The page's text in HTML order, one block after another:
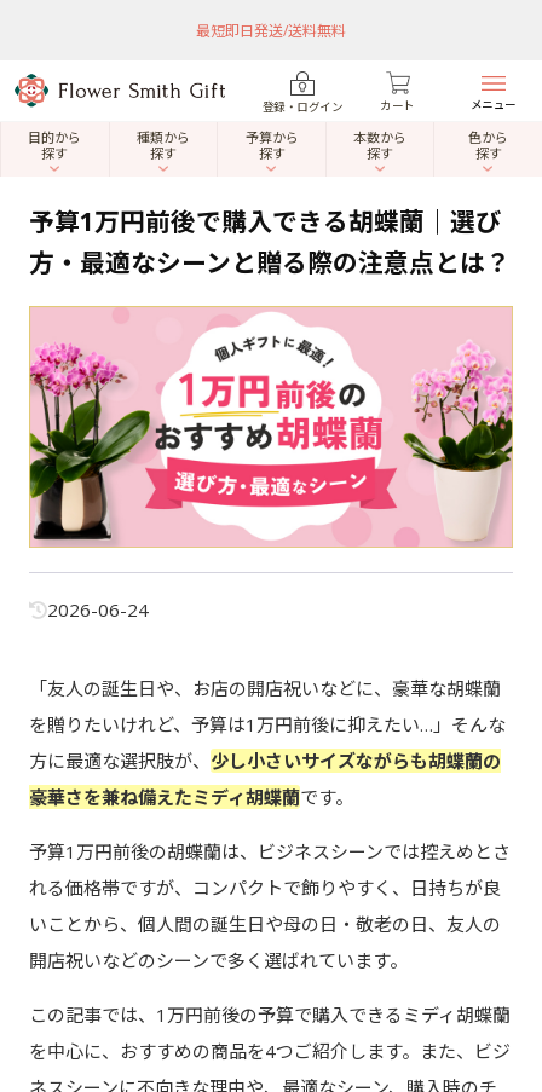
最短即日発送/送料無料
登録・ログイン カート メニュー
目的から
探す
種類から
探す
予算から
探す
本数から
探す
色から
探す
予算1万円前後で購入できる胡蝶蘭｜選び
方・最適なシーンと贈る際の注意点とは？
2026-06-24
「友人の誕生日や、お店の開店祝いなどに、豪華な胡蝶蘭
を贈りたいけれど、予算は1万円前後に抑えたい…」そんな
方に最適な選択肢が、 少し小さいサイズながらも胡蝶蘭の
豪華さを兼ね備えたミディ胡蝶蘭です。
予算1万円前後の胡蝶蘭は、ビジネスシーンでは控えめとさ
れる価格帯ですが、コンパクトで飾りやすく、日持ちが良
いことから、個人間の誕生日や母の日・敬老の日、友人の
開店祝いなどのシーンで多く選ばれています。
この記事では、1万円前後の予算で購入できるミディ胡蝶蘭
を中心に、おすすめの商品を4つご紹介します。また、ビジ